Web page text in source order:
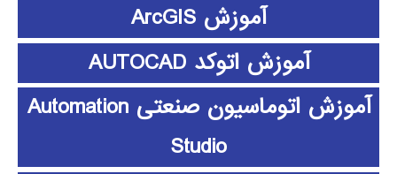
آموزش ArcGIS
آموزش اتوکد AUTOCAD
آموزش اتوماسیون صنعتی Automation
Studio